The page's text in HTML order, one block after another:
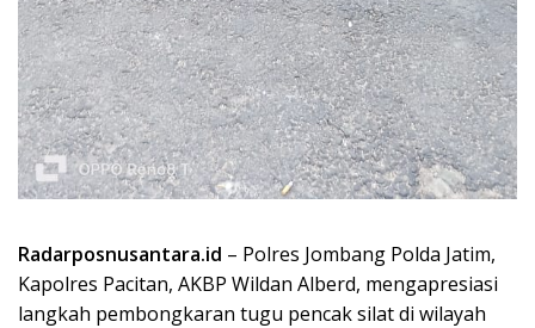
Radarposnusantara.id – Polres Jombang Polda Jatim,
Kapolres Pacitan, AKBP Wildan Alberd, mengapresiasi
langkah pembongkaran tugu pencak silat di wilayah